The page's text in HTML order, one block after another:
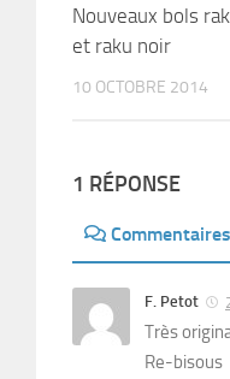
Nouveaux bols
et raku noir
10 OCTOBRE 2014
1 RÉPONSE
Commentaires
F. Petot
Très
Re-bisous